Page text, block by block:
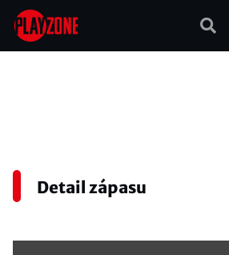
Přejít
hlavnímu
Detail zápasu